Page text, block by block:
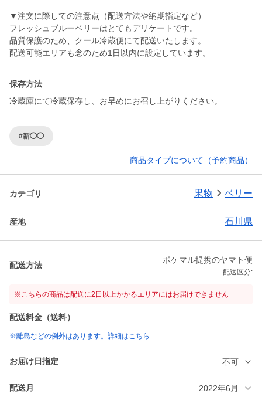
▼注文に際しての注意点（配送方法や納期指定など）
フレッシュブルーベリーはとてもデリケートです。
品質保護のため、クール冷蔵便にて配送いたします。
配送可能エリアも念のため1日以内に設定しています。
保存方法
冷蔵庫にて冷蔵保存し、お早めにお召し上がりください。
#新◯◯
商品タイプについて（予約商品）
カテゴリ 果物 ベリー
産地 石川県
配送方法
ポケマル提携のヤマト便
配送区分:
※こちらの商品は配送に2日以上かかるエリアにはお届けできません
配送料金（送料）
※離島などの例外はあります。詳細はこちら
お届け日指定 不可
配送月 2022年6月